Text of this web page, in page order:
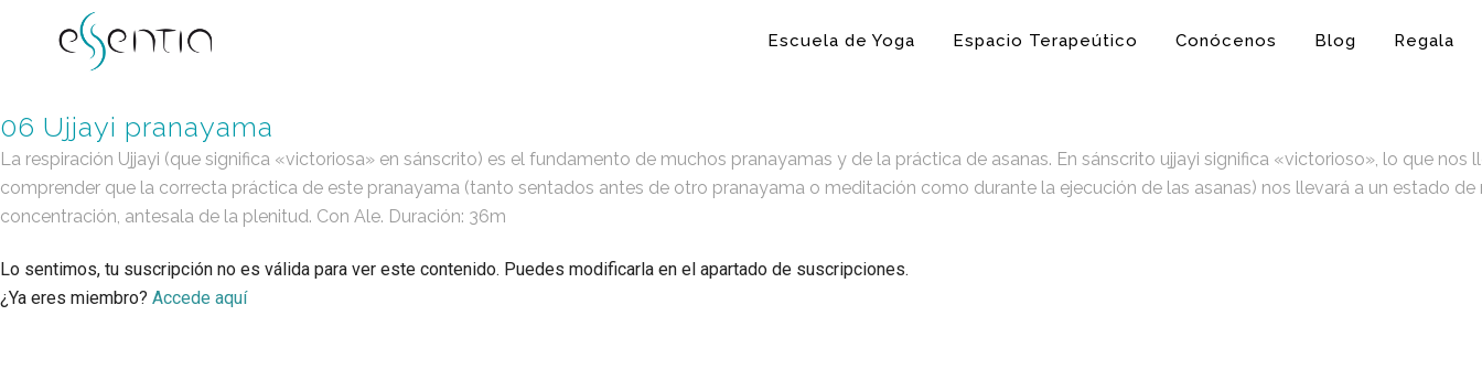
Escuela de Yoga Espacio Terapeútico Conócenos Blog Regala
06 Ujjayi pranayama
La respiración Ujjayi (que significa «victoriosa» en sánscrito) es el fundamento de muchos pranayamas y de la práctica de asanas. En sánscrito ujjayi significa «victorioso», lo que nos
comprender que la correcta práctica de este pranayama (tanto sentados antes de otro pranayama o meditación como durante la ejecución de las asanas) nos llevará a un estado de
concentración, antesala de la plenitud. Con Ale. Duración: 36m
Lo sentimos, tu suscripción no es válida para ver este contenido. Puedes modificarla en el apartado de suscripciones.
¿Ya eres miembro? Accede aquí